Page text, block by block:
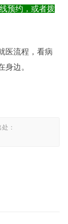
预约，或者拨
医流程，看病
边。
：